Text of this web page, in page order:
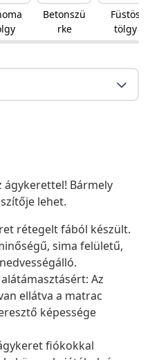
Betonszü
rke
Füstös
tölgy
ágykerettel! Bármely
lehet.
rétegelt fából készült.
sima felületű,
Az
ellátva a matrac
képessége
fiókokkal